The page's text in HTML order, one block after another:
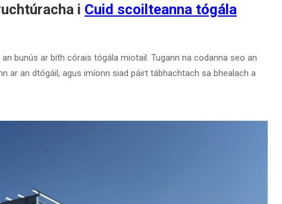
i Cuid scoilteanna tógála
bunús ar bith córais tógála miotail. Tugann na codanna seo an
ar an dtógáil, agus imíonn siad páirt tábhachtach sa bhealach a